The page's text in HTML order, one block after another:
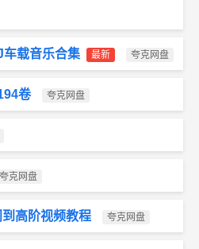
车载音乐合集 最新 夸克网盘
卷 夸克网盘
夸克网盘
高阶视频教程 夸克网盘